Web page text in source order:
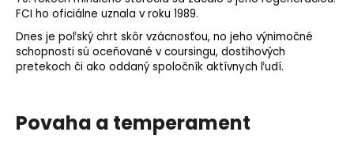
FCI ho oficiálne uznala v roku 1989.
Dnes je poľský chrt skôr vzácnosťou, no jeho výnimočné
schopnosti sú oceňované v coursingu, dostihových
pretekoch či ako oddaný spoločník aktívnych ľudí.
Povaha a temperament